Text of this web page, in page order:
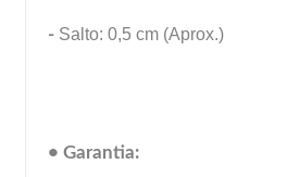
- Salto: 0,5 cm (Aprox.)
• Garantia: